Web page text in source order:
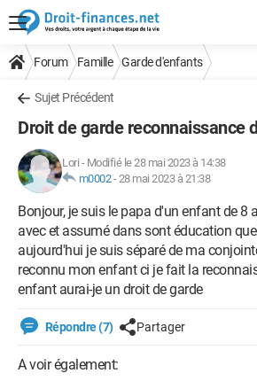
Forum Famille Garde d'enfants
Sujet Précédent
Droit de garde reconnaissance
Lori - Modifié le 28 mai 2023 à 14:38
m0002-28 mai 2023 à 21:38
Bonjour, je suis le papa d'un enfant de 8
avec et assumé dans sont éducation
aujourd'hui je suis séparé de ma
reconnu mon enfant ci je fait la
enfant aurai-je un droit de garde
Répondre (7) Partager
A voir également: